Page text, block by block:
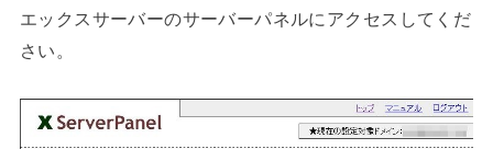
エックスサーバーのサーバーパネルにアクセスしてくだ
さい。